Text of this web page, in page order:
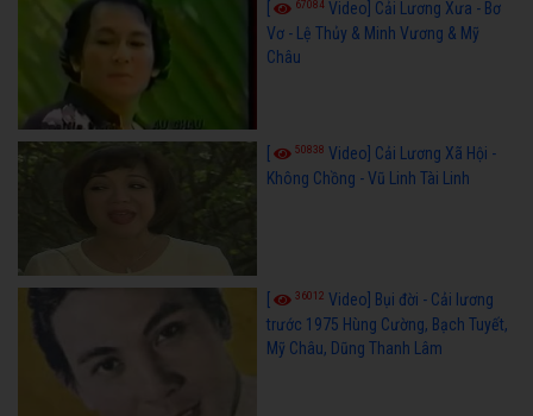
[ 67084 Video] Cải Lương Xưa - Bơ
Vơ - Lệ Thủy & Minh Vương & Mỹ
Châu
50838 Video] Cải Lương Xã Hội -
Không Chồng - Vũ Linh Tài Linh
36012 Video] Bụi đời - Cải lương
trước 1975 Hùng Cường, Bạch Tuyết,
Mỹ Châu, Dũng Thanh Lâm